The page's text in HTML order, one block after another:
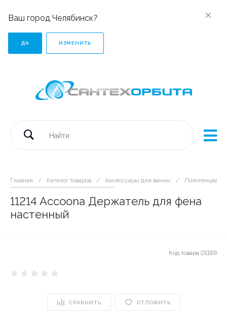
Ваш город Челябинск?
ДА ИЗМЕНИТЬ
Главная / Каталог товаров / Аксессуары для ванны /
11214 Accoona Держатель для фена
настенный
Код товара 01169
СРАВНИТЬ ОТЛОЖИТЬ